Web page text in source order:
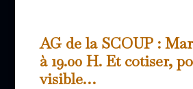
AG de la SCOUP :
à 19.00 H. Et cotiser,
visible…